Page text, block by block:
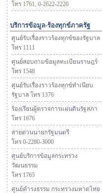
โทร 1761, 0-2622-2220
บริการข้อมูล-ร้องทุกข์ภาครัฐ
ศูนย์รับเรื่องราวร้องทุกข์ของรัฐบาล
โทร 1111
ศูนย์สอบถามข้อมูลทะเบียนราษฎร์
โทร 1548
ศูนย์รับเรื่องราวร้องทุกข์ทำเนียบ
รัฐบาล โทร 1376
ร้องเรียนผู้ตรวจการแผ่นดินรัฐสภา
โทร 1676
สายด่วนนายกรัฐมนตรี
โทร 0-2280-3000
ศูนย์บริการข้อมูลกระทรวง
วัฒนธรรม
โทร 1765
ศูนย์ดำรงธรรม กระทรวงมหาดไทย